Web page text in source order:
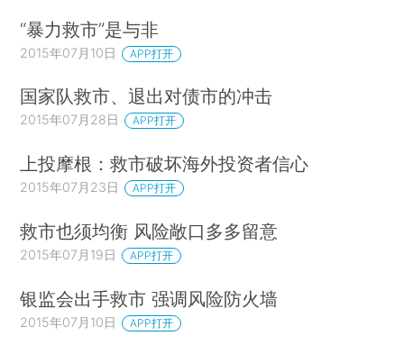
“暴力救市”是与非
2015年07月10日 APP打开
国家队救市、退出对债市的冲击
2015年07月28日 APP打开
上投摩根：救市破坏海外投资者信心
2015年07月23日 APP打开
救市也须均衡 风险敞口多多留意
2015年07月19日 APP打开
银监会出手救市 强调风险防火墙
2015年07月10日 APP打开